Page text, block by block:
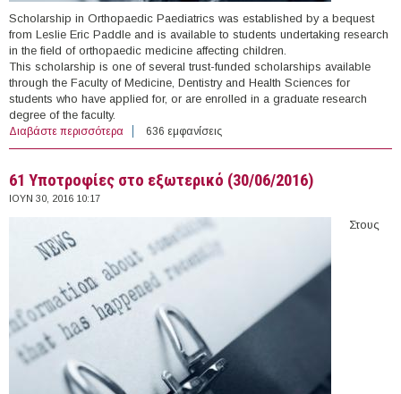
Scholarship in Orthopaedic Paediatrics was established by a bequest
from Leslie Eric Paddle and is available to students undertaking research
in the field of orthopaedic medicine affecting children.
This scholarship is one of several trust-funded scholarships available
through the Faculty of Medicine, Dentistry and Health Sciences for
students who have applied for, or are enrolled in a graduate research
degree of the faculty.
Διαβάστε περισσότερα για Leslie Eric Paddle PhD Scholarships in Orthopaedic
Paediatrics, Melbourne University, Australia (2016)
636 εμφανίσεις
61 Υποτροφίες στο εξωτερικό (30/06/2016)
ΙΟΥΝ 30, 2016 10:17
Στους